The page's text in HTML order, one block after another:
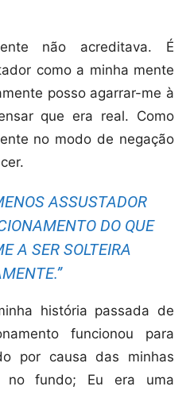
não acreditava. É
como a minha mente
posso agarrar-me à
que era real. Como
no modo de negação
ASSUSTADOR
DO QUE
A SER SOLTEIRA
história passada de
funcionou para
por causa das minhas
no fundo; Eu era uma